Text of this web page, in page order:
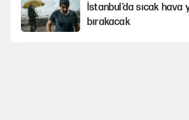
İstanbul’da sıcak
bırakacak